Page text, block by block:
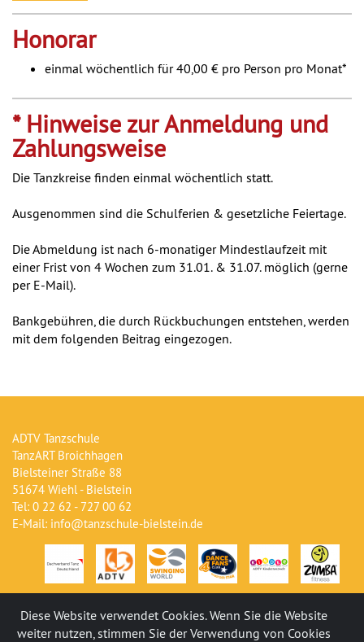
Honorar
einmal wöchentlich für 40,00 € pro Person pro Monat*
* Hinweise zur Anmeldung und
Zahlungsweise
Die Tanzkreise finden einmal wöchentlich statt.
Ausgenommen sind die Schulferien & gesetzliche Feiertage.
Die Abmeldung ist nach 6-monatiger Mindestlaufzeit mit
einer Frist von 4 Wochen zum 31.01. & 31.07. möglich (gerne
per E-Mail).
Bankgebühren, die durch Rückbuchungen entstehen, werden
mit dem folgenden Beitrag eingezogen.
ADTV Tanzschule
TanzART Broichhagen
Bielsteiner Straße 88
51674 Wiehl - Bielstein
Tel: 0 22 62 - 727 00 62
E-Mail: info@tanzschule-bielstein.de
Diese Website verwendet Cookies. Wenn Sie die Website
weiter nutzen, stimmen Sie der Verwendung von Cookies